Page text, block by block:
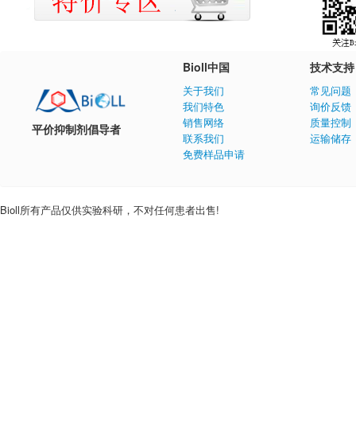
平价抑制剂倡导者
Bioll中国
关于我们
我们特色
销售网络
联系我们
免费样品申请
技术支持
常见问题
询价反馈
质量控制
运输储存
Bioll所有产品仅供实验科研，不对任何患者出售!